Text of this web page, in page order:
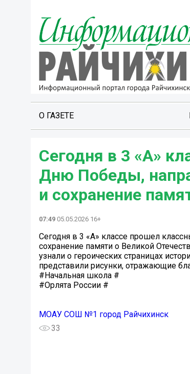
О ГАЗЕТЕ
Сегодня в 3 «А»
Дню Победы,
и сохранение
07:49 05.05.2026 16+
Сегодня в 3 «А» классе прошел
сохранение памяти о Великой
узнали о героических страницах
представили рисунки, отражающие
#Начальная школа #
#Орлята России #
МОАУ СОШ №1 город Райчихинск
33